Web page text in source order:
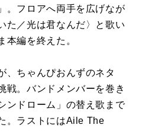
。フロアへ両手を広げなが
た／光は君なんだ〉と歌い
本編を終えた。
、ちゃんぴおんずのネタ
戦。バンドメンバーを巻き
ンドローム」の替え歌まで
。ラストにはAile The